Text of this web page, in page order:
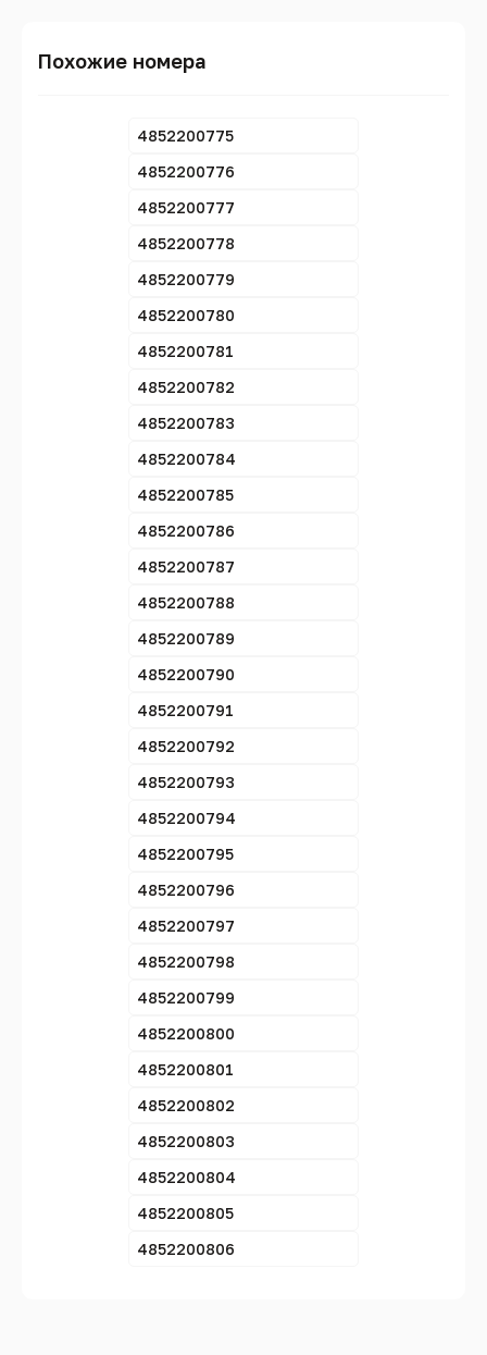
Похожие номера
4852200775
4852200776
4852200777
4852200778
4852200779
4852200780
4852200781
4852200782
4852200783
4852200784
4852200785
4852200786
4852200787
4852200788
4852200789
4852200790
4852200791
4852200792
4852200793
4852200794
4852200795
4852200796
4852200797
4852200798
4852200799
4852200800
4852200801
4852200802
4852200803
4852200804
4852200805
4852200806